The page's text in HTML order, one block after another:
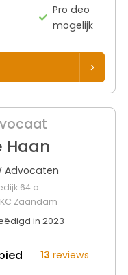
Pro deo
mogelijk
Haan
Advocaten
64 a
KC Zaandam
in 2023
13 reviews